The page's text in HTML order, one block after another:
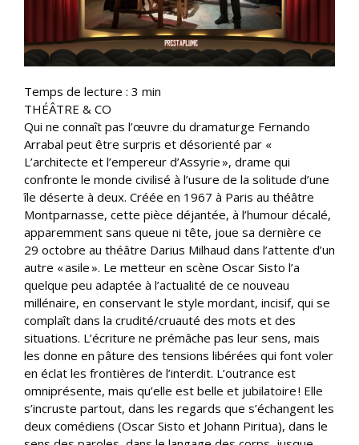
Temps de lecture : 3 min
THÉÂTRE & CO
Qui ne connaît pas l’œuvre du dramaturge Fernando
Arrabal peut être surpris et désorienté par «
L’architecte et l’empereur d’Assyrie », drame qui
confronte le monde civilisé à l’usure de la solitude d’une
île déserte à deux. Créée en 1967 à Paris au théâtre
Montparnasse, cette pièce déjantée, à l’humour décalé,
apparemment sans queue ni tête, joue sa dernière ce
29 octobre au théâtre Darius Milhaud dans l’attente d’un
autre « asile ». Le metteur en scène Oscar Sisto l’a
quelque peu adaptée à l’actualité de ce nouveau
millénaire, en conservant le style mordant, incisif, qui se
complaît dans la crudité/cruauté des mots et des
situations. L’écriture ne prémâche pas leur sens, mais
les donne en pâture des tensions libérées qui font voler
en éclat les frontières de l’interdit. L’outrance est
omniprésente, mais qu’elle est belle et jubilatoire ! Elle
s’incruste partout, dans les regards que s’échangent les
deux comédiens (Oscar Sisto et Johann Piritua), dans le